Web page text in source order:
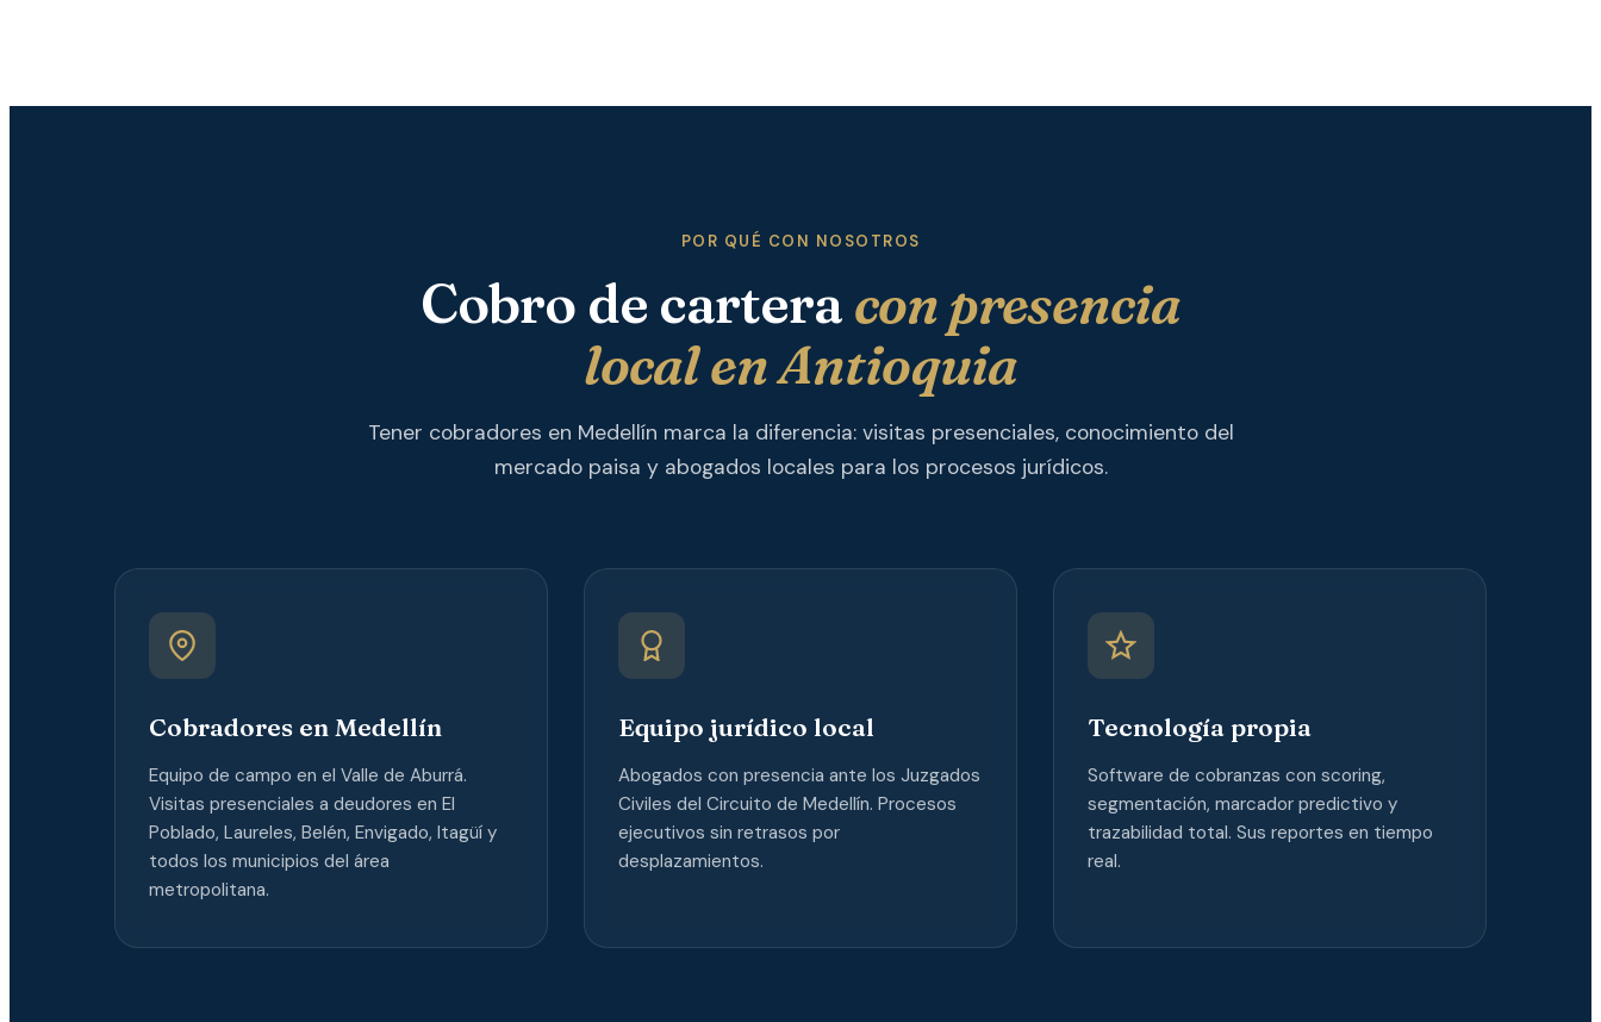
POR QUÉ CON NOSOTROS
Cobro de cartera con presencia
local en Antioquia
Tener cobradores en Medellín marca la diferencia: visitas presenciales, conocimiento del
mercado paisa y abogados locales para los procesos jurídicos.
Cobradores en Medellín
Equipo de campo en el Valle de Aburrá.
Visitas presenciales a deudores en El
Poblado, Laureles, Belén, Envigado, Itagüí y
todos los municipios del área
metropolitana.
Equipo jurídico local
Abogados con presencia ante los Juzgados
Civiles del Circuito de Medellín. Procesos
ejecutivos sin retrasos por
desplazamientos.
Tecnología propia
Software de cobranzas con scoring,
segmentación, marcador predictivo y
trazabilidad total. Sus reportes en tiempo
real.